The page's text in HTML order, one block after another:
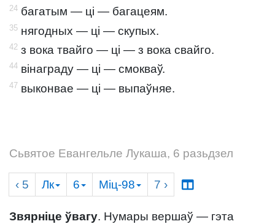
24 багатым — ці — багацеям.
35 нягодных — ці — скупых.
42 з вока твайго — ці — з вока свайго.
44 вінаграду — ці — смокваў.
47 выконвае — ці — выпаўняе.
Сьвятое Евангельле Лукаша, 6 разьдзел
‹ 5 Лк 6 Міц-98 7 ›
Звярніце ўвагу. Нумары вершаў — гэта